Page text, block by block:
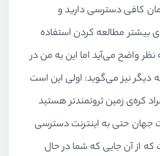
کافی دسترسی دارید و
بیشتر مطالعه کردن استفاده
واضح می‌آید اما این به من در
دیگر نیز می‌گوید: اولی این است
کره‌ی زمین ثروتمند‌تر هستید
جهان حتی به اینترنت دسترسی
که از آن جایی که شما در حال